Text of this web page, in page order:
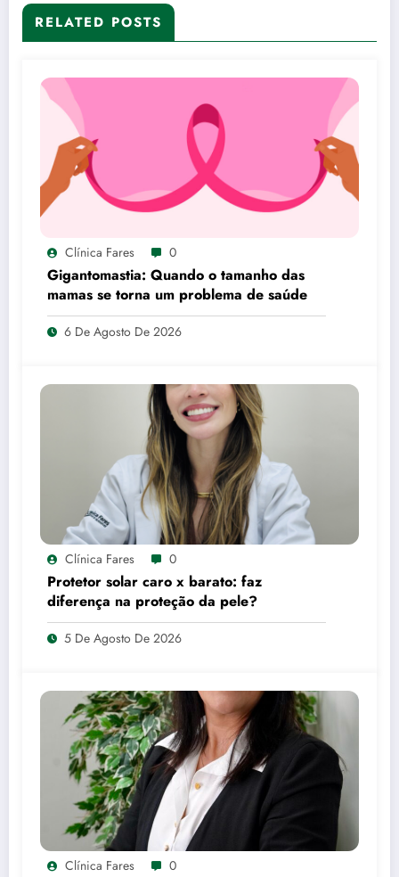
RELATED POSTS
Clínica Fares 0
Gigantomastia: Quando o tamanho das
mamas se torna um problema de saúde
6 De Agosto De 2026
Clínica Fares 0
Protetor solar caro x barato: faz
diferença na proteção da pele?
5 De Agosto De 2026
Clínica Fares 0